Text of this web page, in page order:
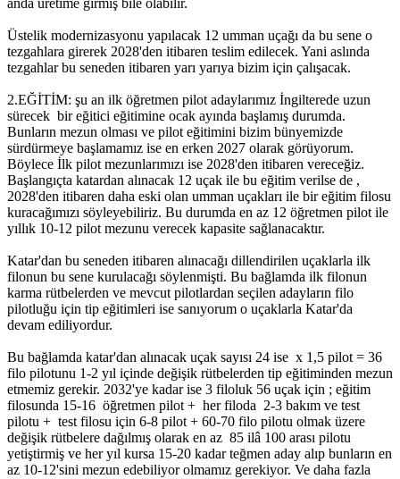
anda üretime girmiş bile olabilir.
Üstelik modernizasyonu yapılacak 12 umman uçağı da bu sene o
tezgahlara girerek 2028'den itibaren teslim edilecek. Yani aslında
tezgahlar bu seneden itibaren yarı yarıya bizim için çalışacak.
2.EĞİTİM: şu an ilk öğretmen pilot adaylarımız İngilterede uzun
sürecek bir eğitici eğitimine ocak ayında başlamış durumda.
Bunların mezun olması ve pilot eğitimini bizim bünyemizde
sürdürmeye başlamamız ise en erken 2027 olarak görüyorum.
Böylece İlk pilot mezunlarımızı ise 2028'den itibaren vereceğiz.
Başlangıçta katardan alınacak 12 uçak ile bu eğitim verilse de ,
2028'den itibaren daha eski olan umman uçakları ile bir eğitim filosu
kuracağımızı söyleyebiliriz. Bu durumda en az 12 öğretmen pilot ile
yıllık 10-12 pilot mezunu verecek kapasite sağlanacaktır.
Katar'dan bu seneden itibaren alınacağı dillendirilen uçaklarla ilk
filonun bu sene kurulacağı söylenmişti. Bu bağlamda ilk filonun
karma rütbelerden ve mevcut pilotlardan seçilen adayların filo
pilotluğu için tip eğitimleri ise sanıyorum o uçaklarla Katar'da
devam ediliyordur.
Bu bağlamda katar'dan alınacak uçak sayısı 24 ise x 1,5 pilot = 36
filo pilotunu 1-2 yıl içinde değişik rütbelerden tip eğitiminden mezun
etmemiz gerekir. 2032'ye kadar ise 3 filoluk 56 uçak için ; eğitim
filosunda 15-16 öğretmen pilot + her filoda 2-3 bakım ve test
pilotu + test filosu için 6-8 pilot + 60-70 filo pilotu olmak üzere
değişik rütbelere dağılmış olarak en az 85 ilâ 100 arası pilotu
yetiştirmiş ve her yıl kursa 15-20 kadar teğmen aday alıp bunların en
az 10-12'sini mezun edebiliyor olmamız gerekiyor. Ve daha fazla